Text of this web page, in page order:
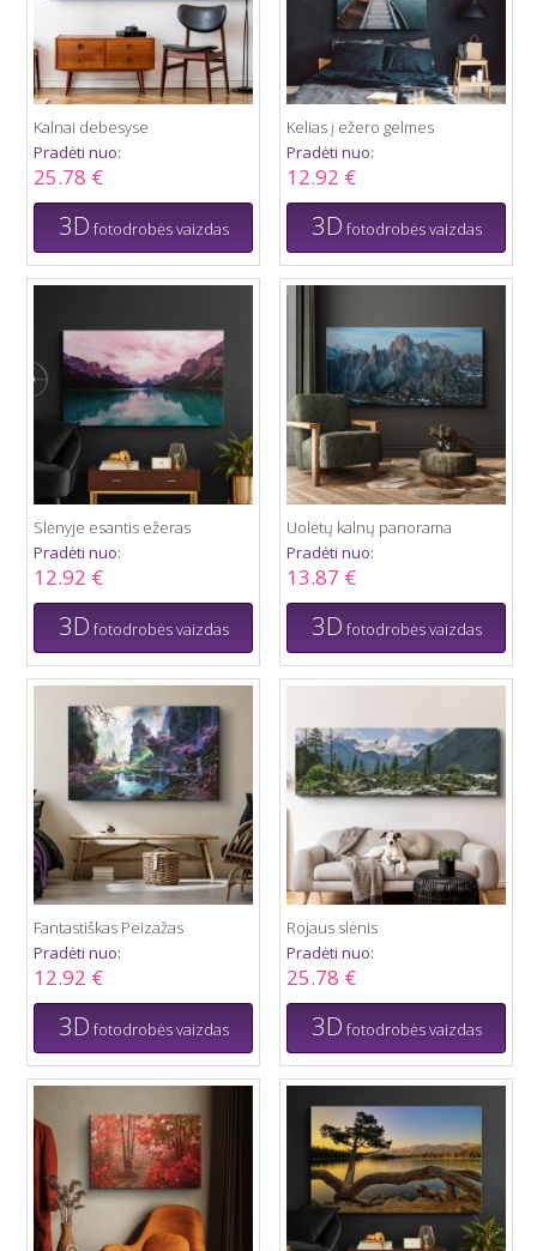
Kalnai debesyse
Pradėti nuo:
25.78 €
3D fotodrobės vaizdas
Kelias į ežero gelmes
Pradėti nuo:
12.92 €
3D fotodrobės vaizdas
Slėnyje esantis ežeras
Pradėti nuo:
12.92 €
3D fotodrobės vaizdas
Uolėtų kalnų panorama
Pradėti nuo:
13.87 €
3D fotodrobės vaizdas
Fantastiškas Peizažas
Pradėti nuo:
12.92 €
3D fotodrobės vaizdas
Rojaus slėnis
Pradėti nuo:
25.78 €
3D fotodrobės vaizdas